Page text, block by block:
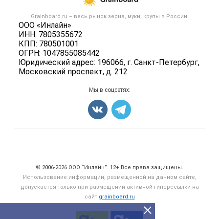
Grainboard.ru – весь рынок зерна, муки, крупы в России.
ООО «Инлайн»
ИНН: 7805355672
КПП: 780501001
ОГРН: 1047855085442
Юридический адрес: 196066, г. Санкт-Петербург,
Московский проспект, д. 212
Контактная информация
Политика обработки персональных данных
Мука
Оборудование
Прочее
Карта объявлений
Мы в соцсетях:
© 2006‑2026 ООО “Инлайн”. 12+ Все права защищены.
Использование информации, размещенной на данном сайте,
допускается только при размещении активной гиперссылки на
сайт grainboard.ru